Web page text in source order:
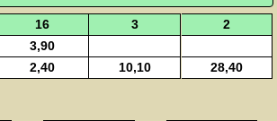
16 3
2
3,90
2,40 10,10 28,40